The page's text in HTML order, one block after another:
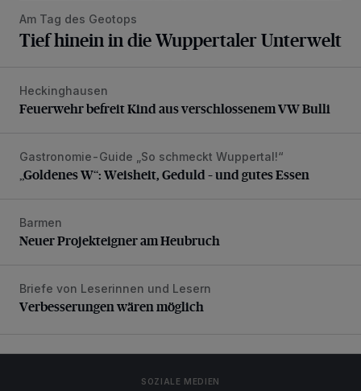
Am Tag des Geotops
Tief hinein in die Wuppertaler Unterwelt
Feuerwehr befreit Kind aus verschlossenem VW Bulli
Heckinghausen
Feuerwehr befreit Kind aus verschlossenem VW Bulli
„Goldenes W“: Weisheit, Geduld – und gutes Essen
Gastronomie-Guide „So schmeckt Wuppertal!“
„Goldenes W“: Weisheit, Geduld – und gutes Essen
Neuer Projekteigner am Heubruch
Barmen
Neuer Projekteigner am Heubruch
Verbesserungen wären möglich
Briefe von Leserinnen und Lesern
Verbesserungen wären möglich
SOZIALE MEDIEN